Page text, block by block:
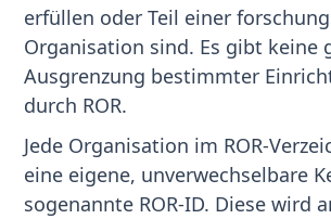
erfüllen oder Teil einer
Organisation sind. Es gibt keine
Ausgrenzung bestimmter
durch ROR.
Jede Organisation im ROR-
eine eigene, unverwechselbare
sogenannte ROR-ID. Diese wird